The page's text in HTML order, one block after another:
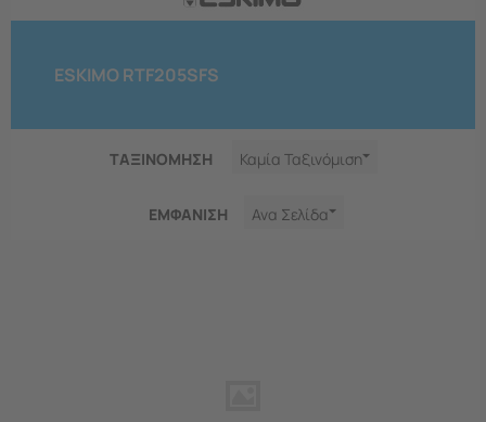
ESKIMO RTF205SFS
ΤΑΞΙΝΟΜΗΣΗ Καμία Ταξινόμιση
ΕΜΦΑNΙΣΗ Ανα Σελίδα